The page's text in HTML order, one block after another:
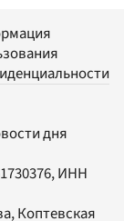
дня
ИНН
Коптевская